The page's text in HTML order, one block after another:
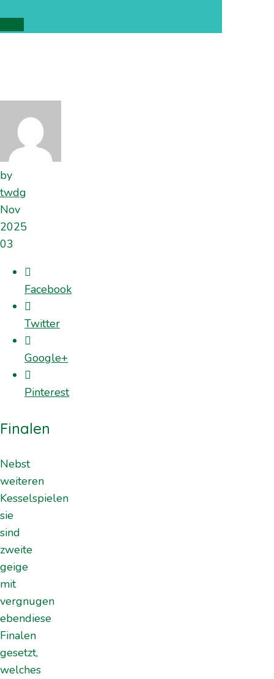
by
twdg
Nov
2025
03
Facebook
Twitter
Google+
Pinterest
Finalen
Nebst
weiteren
Kesselspielen
sie
sind
zweite
geige
mit
vergnugen
ebendiese
Finalen
gesetzt,
welches